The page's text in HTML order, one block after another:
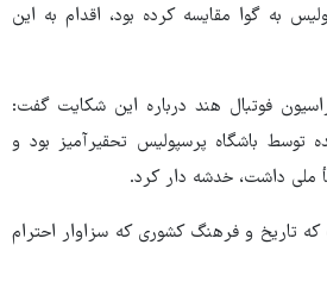
به گوا مقایسه کرده بود، اقدام به این
فوتبال هند درباره این شکایت گفت:
باشگاه پرسپولیس تحقیرآمیز بود و
ملی داشت، خدشه دار کرد.
تاریخ و فرهنگ کشوری که سزاوار احترام